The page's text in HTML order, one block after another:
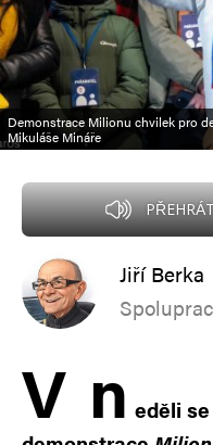
Demonstrace Milionu chvilek pro
Mikuláše Mináře
Jiří Berka
V n eděli